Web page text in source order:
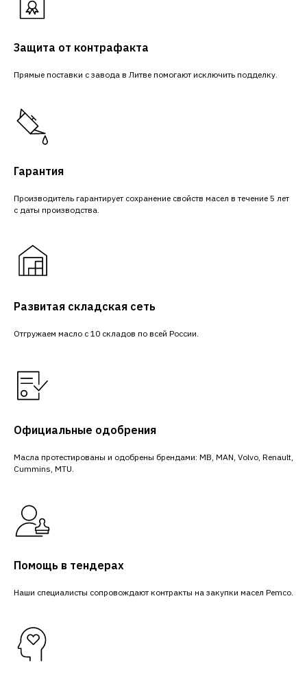
Защита от контрафакта
Прямые поставки с завода в Литве помогают исключить подделку.
Гарантия
Производитель гарантирует сохранение свойств масел в течение 5 лет
с даты производства.
Развитая складская сеть
Отгружаем масло с 10 складов по всей России.
Официальные одобрения
Масла протестированы и одобрены брендами: MB, MAN, Volvo, Renault,
Cummins, MTU.
Помощь в тендерах
Наши специалисты сопровождают контракты на закупки масел Pemco.